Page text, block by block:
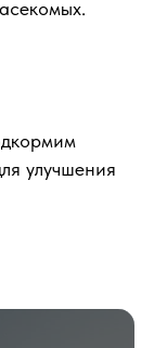
улучшения